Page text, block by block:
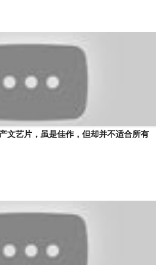
文艺片，虽是佳作，但却并不适合所有